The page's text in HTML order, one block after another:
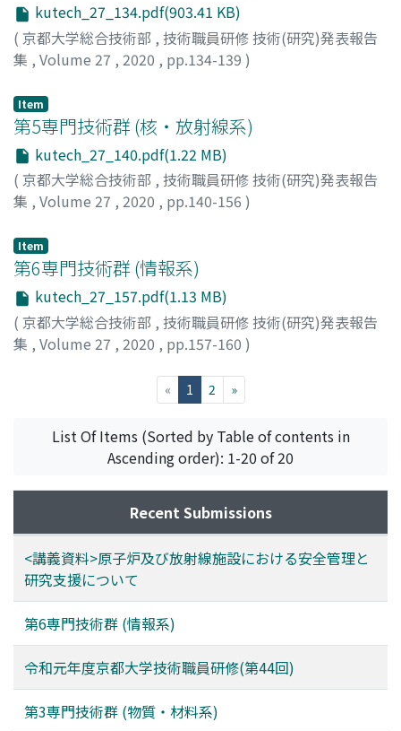
kutech_27_134.pdf(903.41 KB)
( 京都大学総合技術部 , 技術職員研修 技術(研究)発表報告
集 , Volume 27 , 2020 , pp.134-139 )
Item
第5専門技術群 (核・放射線系)
kutech_27_140.pdf(1.22 MB)
( 京都大学総合技術部 , 技術職員研修 技術(研究)発表報告
集 , Volume 27 , 2020 , pp.140-156 )
Item
第6専門技術群 (情報系)
kutech_27_157.pdf(1.13 MB)
( 京都大学総合技術部 , 技術職員研修 技術(研究)発表報告
集 , Volume 27 , 2020 , pp.157-160 )
« 1 (current)
2 »
List Of Items (Sorted by Table of contents in
Ascending order): 1-20 of 20
Recent Submissions
<講義資料>原子炉及び放射線施設における安全管理と
研究支援について
第6専門技術群 (情報系)
令和元年度京都大学技術職員研修(第44回)
第3専門技術群 (物質・材料系)